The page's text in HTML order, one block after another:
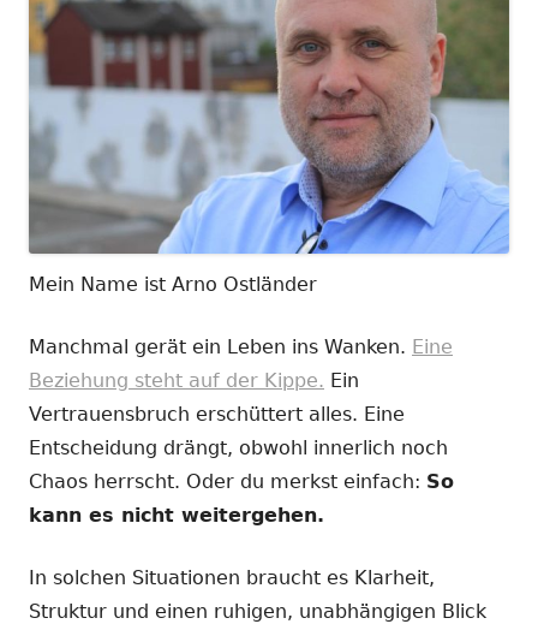
Mein Name ist Arno Ostländer
Manchmal gerät ein Leben ins Wanken. Eine
Beziehung steht auf der Kippe. Ein
Vertrauensbruch erschüttert alles. Eine
Entscheidung drängt, obwohl innerlich noch
Chaos herrscht. Oder du merkst einfach: So
kann es nicht weitergehen.
In solchen Situationen braucht es Klarheit,
Struktur und einen ruhigen, unabhängigen Blick